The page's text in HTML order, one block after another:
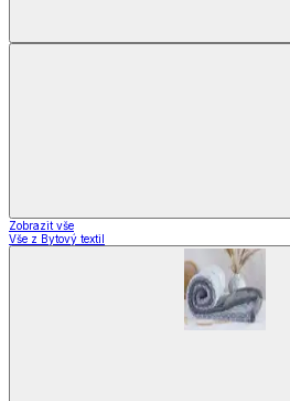
Zobrazit vše
Vše z Bytový textil